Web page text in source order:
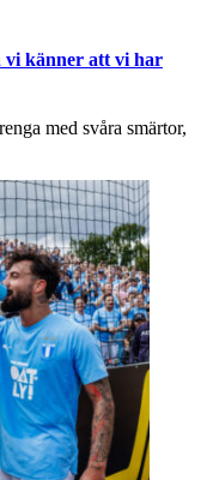
känner att vi har
med svåra smärtor,